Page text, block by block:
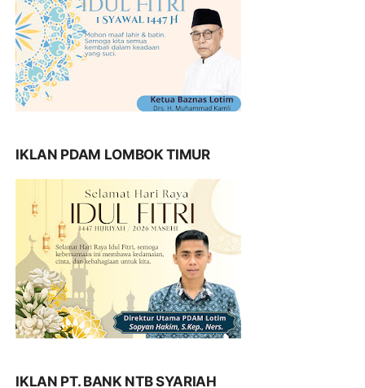
IKLAN PDAM LOMBOK TIMUR
IKLAN PT. BANK NTB SYARIAH